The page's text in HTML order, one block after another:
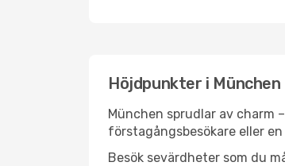
Höjdpunkter i München
München sprudlar av charm
förstagångsbesökare eller
Besök sevärdheter som du